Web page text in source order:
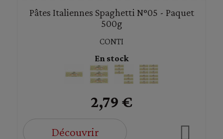
Pâtes Italiennes Spaghetti N°05 - Paquet
500g
CONTI
En stock
2,79 €
Découvrir